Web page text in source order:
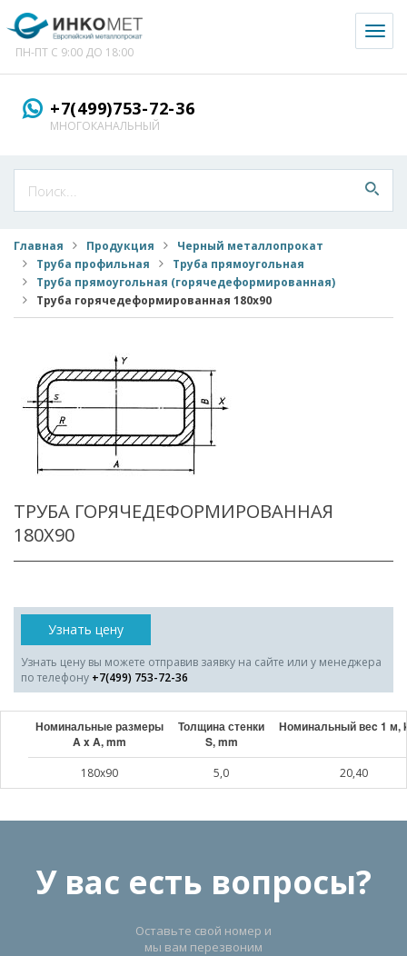
ПН-ПТ С 9:00 ДО 18:00
+7(499)753-72-36
МНОГОКАНАЛЬНЫЙ
Главная Продукция
Черный металлопрокат
Труба профильная
Труба прямоугольная
Труба прямоугольная (горячедеформированная)
Труба горячедеформированная 180x90
ТРУБА ГОРЯЧЕДЕФОРМИРОВАННАЯ
180X90
Узнать цену
Узнать цену вы можете отправив заявку на сайте или у менеджера
по телефону +7(499) 753-72-36
Номинальные размеры
A x A, mm
Толщина стенки
S, mm
Номинальный веc 1 м,
180x90 5,0 20,40
У вас есть вопросы?
Оставьте свой номер и
мы вам перезвоним